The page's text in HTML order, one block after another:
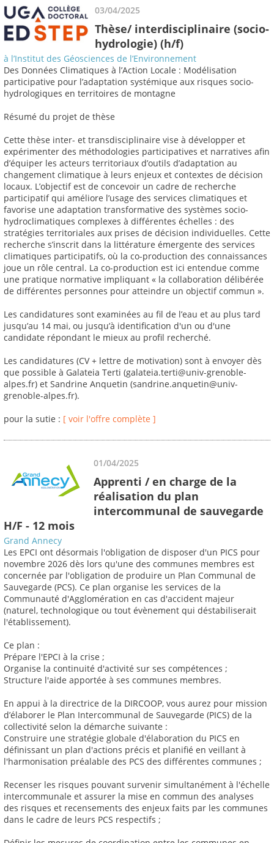
03/04/2025
Thèse/ interdisciplinaire (socio-
hydrologie) (h/f)
à l’Institut des Géosciences de l’Environnement
Des Données Climatiques à l’Action Locale : Modélisation
participative pour l’adaptation systémique aux risques socio-
hydrologiques en territoires de montagne
Résumé du projet de thèse
Cette thèse inter- et transdisciplinaire vise à développer et
expérimenter des méthodologies participatives et narratives afin
d’équiper les acteurs territoriaux d’outils d’adaptation au
changement climatique à leurs enjeux et contextes de décision
locaux. L’objectif est de concevoir un cadre de recherche
participatif qui améliore l’usage des services climatiques et
favorise une adaptation transformative des systèmes socio-
hydroclimatiques complexes à différentes échelles : des
stratégies territoriales aux prises de décision individuelles. Cette
recherche s’inscrit dans la littérature émergente des services
climatiques participatifs, où la co-production des connaissances
joue un rôle central. La co-production est ici entendue comme
une pratique normative impliquant « la collaboration délibérée
de différentes personnes pour atteindre un objectif commun ».
Les candidatures sont examinées au fil de l’eau et au plus tard
jusqu’au 14 mai, ou jusqu’à identification d'un ou d'une
candidate répondant le mieux au profil recherché.
Les candidatures (CV + lettre de motivation) sont à envoyer dès
que possible à Galateia Terti (galateia.terti@univ-grenoble-
alpes.fr) et Sandrine Anquetin (sandrine.anquetin@univ-
grenoble-alpes.fr).
pour la sutie : [ voir l'offre complète ]
01/04/2025
Apprenti / en charge de la
réalisation du plan
intercommunal de sauvegarde
H/F - 12 mois
Grand Annecy
Les EPCI ont désormais l'obligation de disposer d'un PICS pour
novembre 2026 dès lors qu'une des communes membres est
concernée par l'obligation de produire un Plan Communal de
Sauvegarde (PCS). Ce plan organise les services de la
Communauté d'Agglomération en cas d'accident majeur
(naturel, technologique ou tout évènement qui déstabiliserait
l'établissement).
Ce plan :
Prépare l'EPCI à la crise ;
Organise la continuité d'activité sur ses compétences ;
Structure l'aide apportée à ses communes membres.
En appui à la directrice de la DIRCOOP, vous aurez pour mission
d’élaborer le Plan Intercommunal de Sauvegarde (PICS) de la
collectivité selon la démarche suivante :
Construire une stratégie globale d'élaboration du PICS en
définissant un plan d'actions précis et planifié en veillant à
l'harmonisation préalable des PCS des différentes communes ;
Recenser les risques pouvant survenir simultanément à l'échelle
intercommunale et assurer la mise en commun des analyses
des risques et recensements des enjeux faits par les communes
dans le cadre de leurs PCS respectifs ;